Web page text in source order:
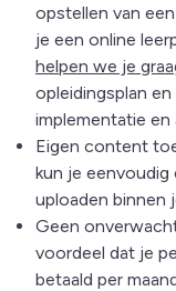
opstellen van
je een online
helpen we je
opleidingsplan
implementatie en
Eigen content
kun je eenvoudig
uploaden binnen
Geen
voordeel dat je
betaald per